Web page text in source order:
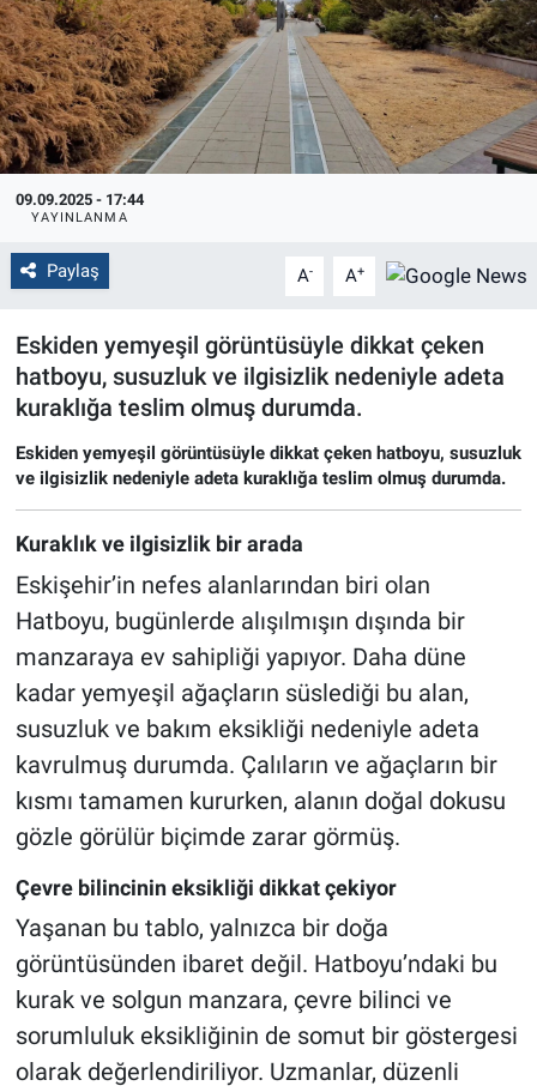
09.09.2025 - 17:44
YAYINLANMA
Paylaş A- A+
Eskiden yemyeşil görüntüsüyle dikkat çeken
hatboyu, susuzluk ve ilgisizlik nedeniyle adeta
kuraklığa teslim olmuş durumda.
Eskiden yemyeşil görüntüsüyle dikkat çeken hatboyu, susuzluk
ve ilgisizlik nedeniyle adeta kuraklığa teslim olmuş durumda.
Kuraklık ve ilgisizlik bir arada
Eskişehir’in nefes alanlarından biri olan
Hatboyu, bugünlerde alışılmışın dışında bir
manzaraya ev sahipliği yapıyor. Daha düne
kadar yemyeşil ağaçların süslediği bu alan,
susuzluk ve bakım eksikliği nedeniyle adeta
kavrulmuş durumda. Çalıların ve ağaçların bir
kısmı tamamen kururken, alanın doğal dokusu
gözle görülür biçimde zarar görmüş.
Çevre bilincinin eksikliği dikkat çekiyor
Yaşanan bu tablo, yalnızca bir doğa
görüntüsünden ibaret değil. Hatboyu’ndaki bu
kurak ve solgun manzara, çevre bilinci ve
sorumluluk eksikliğinin de somut bir göstergesi
olarak değerlendiriliyor. Uzmanlar, düzenli
Politika
Bilecik
Kütahya
Gezi
Genel
Çevre
Yerel
Magazin
Bilim ve Teknoloji